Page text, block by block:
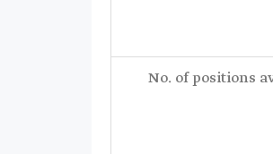
No. of positions